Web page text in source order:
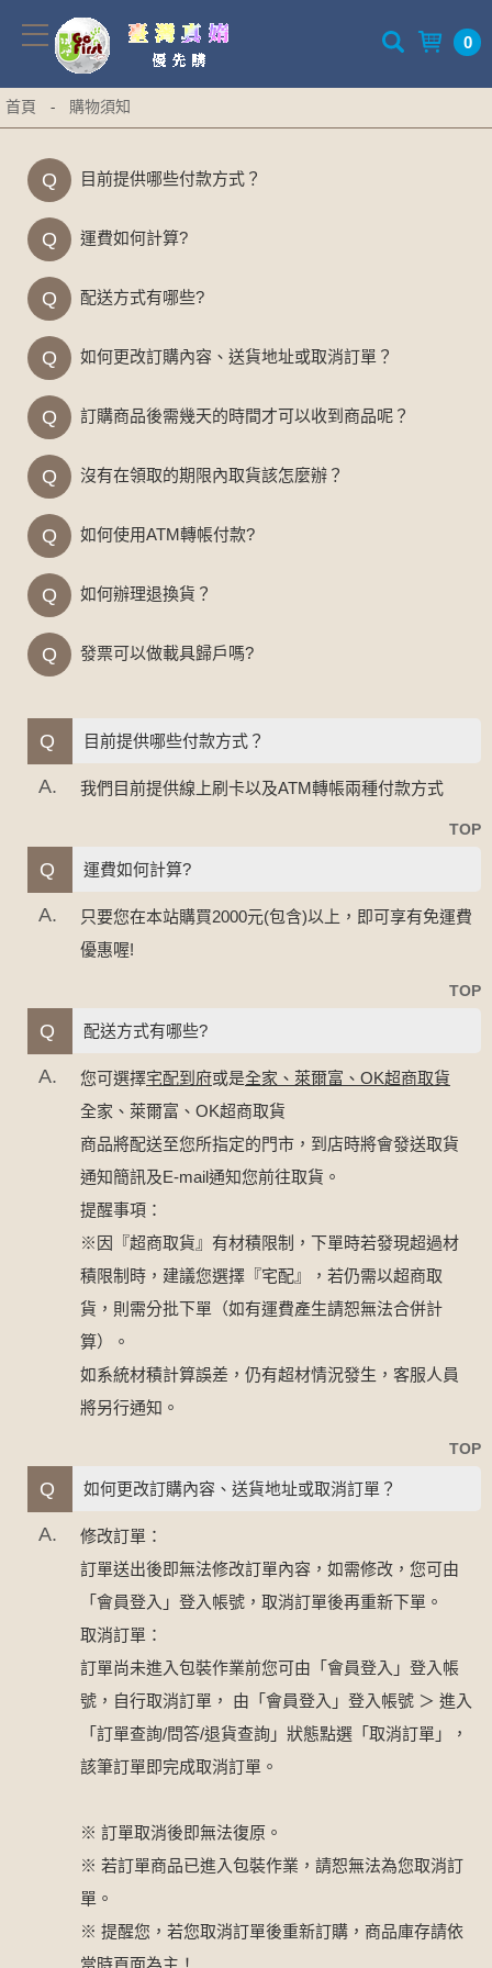
0
首頁 - 購物須知
Q 目前提供哪些付款方式？
Q 運費如何計算?
Q 配送方式有哪些?
Q 如何更改訂購內容、送貨地址或取消訂單？
Q 訂購商品後需幾天的時間才可以收到商品呢？
Q 沒有在領取的期限內取貨該怎麼辦？
Q 如何使用ATM轉帳付款?
Q 如何辦理退換貨？
Q 發票可以做載具歸戶嗎?
Q 目前提供哪些付款方式？
A. 我們目前提供線上刷卡以及ATM轉帳兩種付款方式
TOP
Q 運費如何計算?
A.
只要您在本站購買2000元(包含)以上，即可享有免運費
優惠喔!
TOP
Q 配送方式有哪些?
A. 您可選擇宅配到府或是全家、萊爾富、OK超商取貨
全家、萊爾富、OK超商取貨
商品將配送至您所指定的門市，到店時將會發送取貨
通知簡訊及E-mail通知您前往取貨。
提醒事項：
※因『超商取貨』有材積限制，下單時若發現超過材
積限制時，建議您選擇『宅配』，若仍需以超商取
貨，則需分批下單（如有運費產生請恕無法合併計
算）。
如系統材積計算誤差，仍有超材情況發生，客服人員
將另行通知。
TOP
Q 如何更改訂購內容、送貨地址或取消訂單？
A.
修改訂單：
訂單送出後即無法修改訂單內容，如需修改，您可由
「會員登入」登入帳號，取消訂單後再重新下單。
取消訂單：
訂單尚未進入包裝作業前您可由「會員登入」登入帳
號，自行取消訂單， 由「會員登入」登入帳號 ＞ 進入
「訂單查詢/問答/退貨查詢」狀態點選「取消訂單」，
該筆訂單即完成取消訂單。
※ 訂單取消後即無法復原。
※ 若訂單商品已進入包裝作業，請恕無法為您取消訂
單。
※ 提醒您，若您取消訂單後重新訂購，商品庫存請依
當時頁面為主！